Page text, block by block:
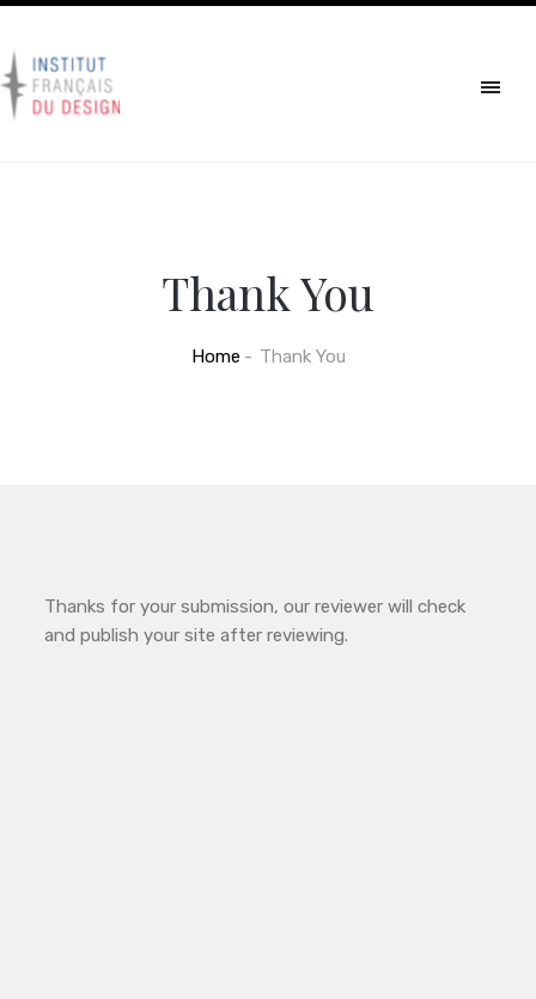
Thank You
Home Thank You
Thanks for your submission, our reviewer will check
and publish your site after reviewing.